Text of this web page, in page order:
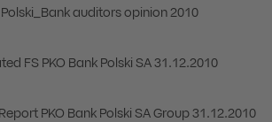
Polski_Bank auditors opinion 2010
FS PKO Bank Polski SA 31.12.2010
PKO Bank Polski SA Group 31.12.2010